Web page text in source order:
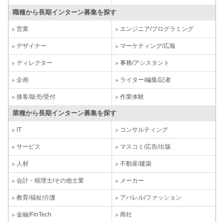
職種から長期インターン募集を探す
営業 エンジニア/プログラミング
デザイナー マーケティング/広報
ディレクター 事務/アシスタント
企画 ライター/編集/記者
接客/販売/受付 作業体験
業種から長期インターン募集を探す
IT コンサルティング
サービス マスコミ/広告/出版
人材 不動産/建築
会計・税理士/その他士業 メーカー
教育/福祉/介護 アパレル/ファッション
金融/FinTech 商社